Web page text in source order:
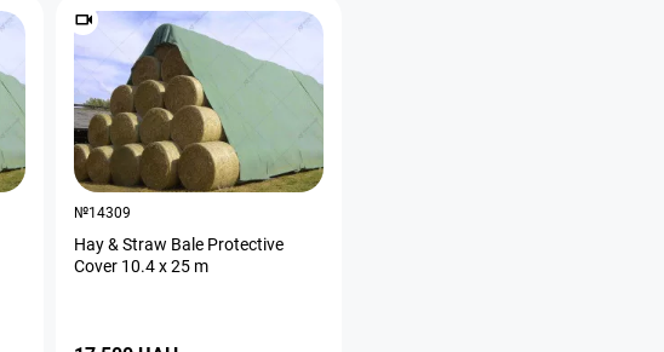
№14309
Hay & Straw Bale Protective
Cover 10.4 х 25 m